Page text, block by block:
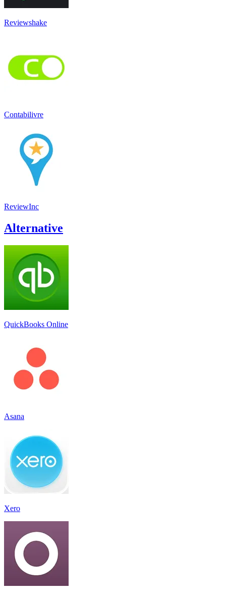
Reviewshake
Contabilivre
ReviewInc
Alternative
QuickBooks Online
Asana
Xero